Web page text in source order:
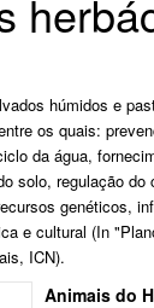
húmidos e
os quais:
da água,
solo, regulação do
genéticos,
e cultural (In
ICN).
Animais do